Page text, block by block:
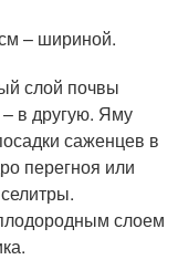
– шириной.
слой почвы
в другую. Яму
саженцев в
перегноя или
слоем